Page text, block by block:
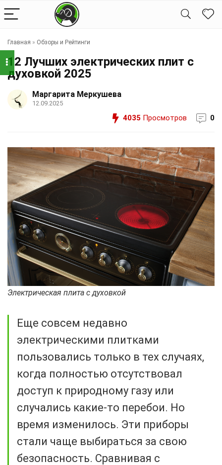
Главная » Обзоры и Рейтинги
12 Лучших электрических плит с
духовкой 2025
Маргарита Меркушева
12.09.2025
4035 Просмотров 0
Электрическая плита с духовкой
Еще совсем недавно
электрическими плитками
пользовались только в тех случаях,
когда полностью отсутствовал
доступ к природному газу или
случались какие-то перебои. Но
время изменилось. Эти приборы
стали чаще выбираться за свою
безопасность. Сравнивая с